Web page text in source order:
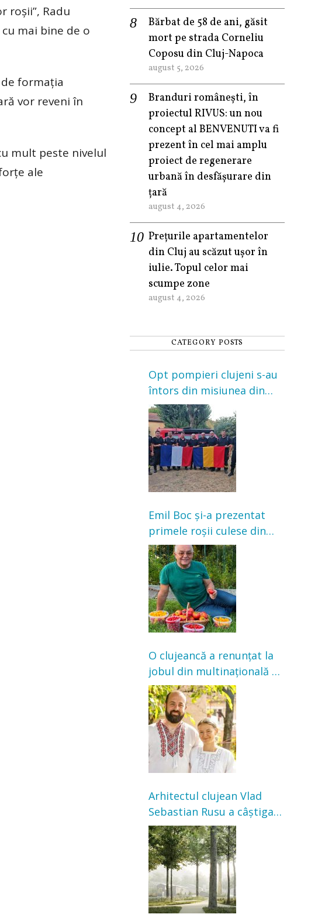
roșii”, Radu
mai bine de o
formația
vor reveni în
mult peste nivelul
ale
Bărbat de 58 de ani, găsit
mort pe strada Corneliu
Coposu din Cluj-Napoca
august 5, 2026
Branduri românești, în
proiectul RIVUS: un nou
concept al BENVENUTI va fi
prezent în cel mai amplu
proiect de regenerare
urbană în desfășurare din
țară
august 4, 2026
Prețurile apartamentelor
din Cluj au scăzut ușor în
iulie. Topul celor mai
scumpe zone
august 4, 2026
CATEGORY POSTS
Opt pompieri clujeni s-au
întors din misiunea din
Franța. Au intervenit la
incendii de vegetație și
pădure
Emil Boc și-a prezentat
primele roșii culese din
grădină: „Niciun magazin
nu poate oferi această
satisfacție”
O clujeancă a renunțat la
jobul din multinațională și
s-a mutat la țară. Acum
cultivă legume în grădina
bunicilor
Arhitectul clujean Vlad
Sebastian Rusu a câștigat
concursul pentru
transformarea Grădinii
Casei Universitarilor